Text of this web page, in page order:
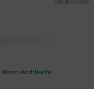
Norm Architects